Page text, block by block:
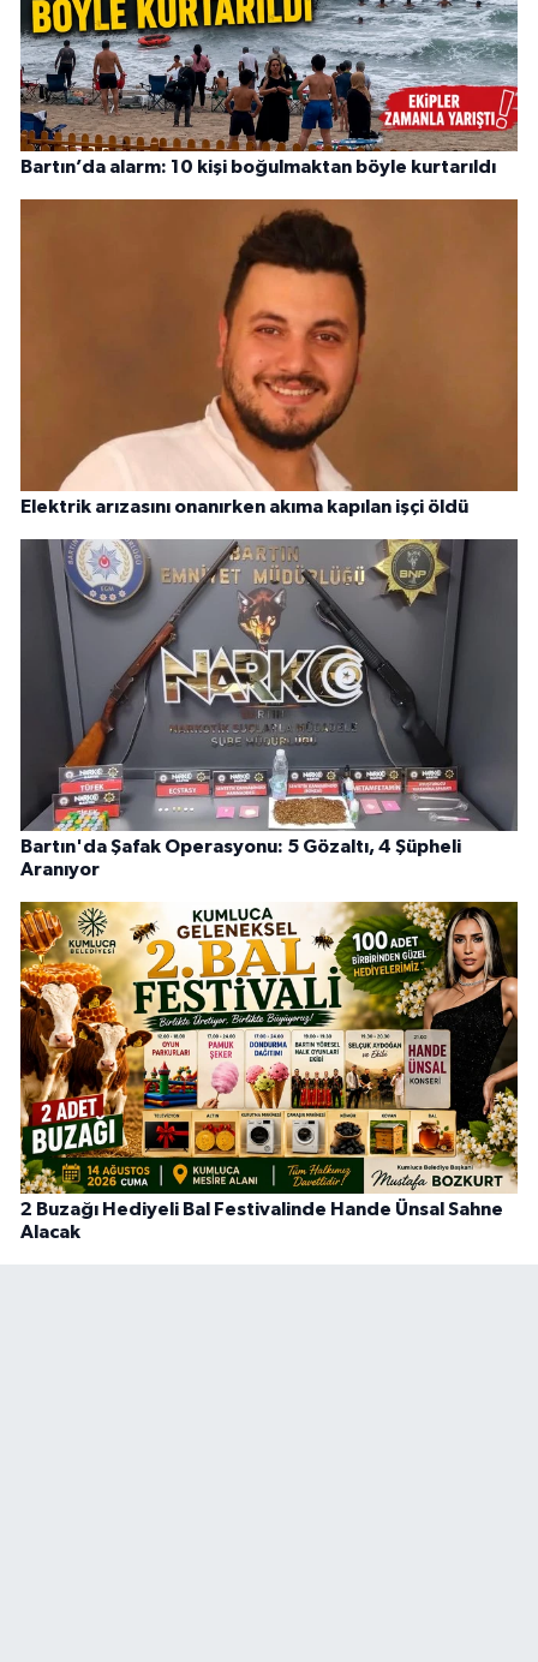
Bartın’da alarm: 10 kişi boğulmaktan böyle kurtarıldı
Elektrik arızasını onanırken akıma kapılan işçi öldü
Bartın'da Şafak Operasyonu: 5 Gözaltı, 4 Şüpheli
Aranıyor
2 Buzağı Hediyeli Bal Festivalinde Hande Ünsal Sahne
Alacak